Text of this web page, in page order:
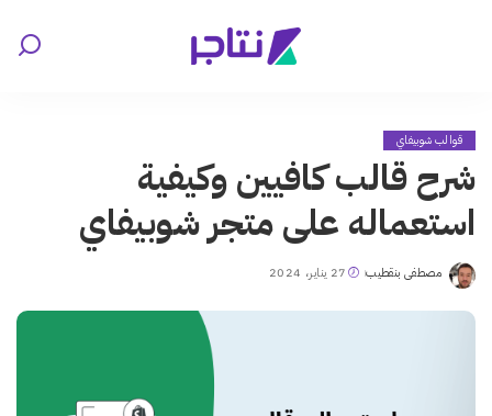
قوالب شوبيفاي
شرح قالب كافيين وكيفية
استعماله على متجر شوبيفاي
Posted
مصطفى بنقطيب 27 يناير، 2024